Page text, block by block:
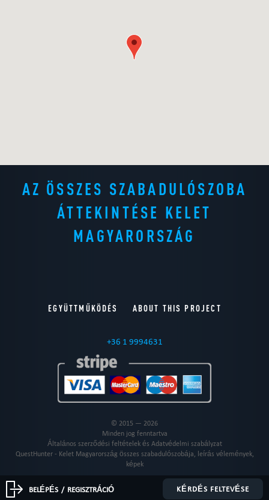
AZ ÖSSZES SZABADULÓSZOBA
ÁTTEKINTÉSE KELET
MAGYARORSZÁG
EGYÜTTMŰKÖDÉS ABOUT THIS PROJECT
+36 1 9994631
© 2015 — 2026
Minden jog fenntartva
Általános szerződési feltételek és Adatvédelmi szabályzat
QuestHunter - Kelet Magyarország összes szabadulószobája, leírás vélemények,
képek
BELÉPÉS / REGISZTRÁCIÓ KÉRDÉS FELTEVÉSE